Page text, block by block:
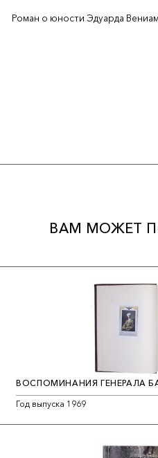
Роман о юности Эдуарда
«молодого негодяя» в
харьковской трилогии
ВАМ МОЖЕТ
ВОСПОМИНАНИЯ ГЕНЕРАЛА
Год выпуска 1969